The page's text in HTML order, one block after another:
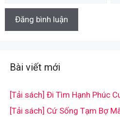
Bài viết mới
[Tải sách] Đi Tìm Hạnh Phúc
[Tải sách] Cứ Sống Tạm Bợ